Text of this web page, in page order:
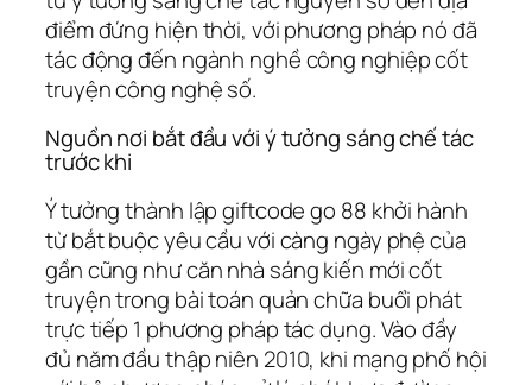
điểm đứng hiện thời, với phương pháp nó đã
tác động đến ngành nghề công nghiệp cốt
truyện công nghệ số.
Nguồn nơi bắt đầu với ý tưởng sáng chế tác
trước khi
Ý tưởng thành lập giftcode go 88 khởi hành
từ bắt buộc yêu cầu với càng ngày phệ của
gần cũng như căn nhà sáng kiến mới cốt
truyện trong bài toán quản chữa buổi phát
trực tiếp 1 phương pháp tác dụng. Vào đầy
đủ năm đầu thập niên 2010, khi mạng phố hội